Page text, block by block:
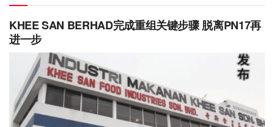
KHEE SAN BERHAD完成重组关键步骤 脱离PN17再
进一步